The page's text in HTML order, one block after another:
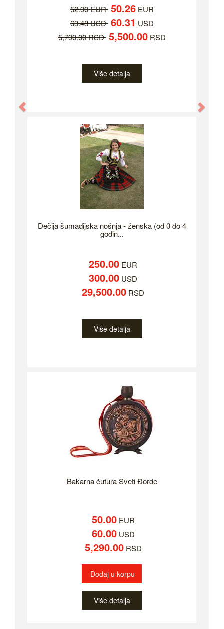
52.90 EUR 50.26EUR
63.48 USD 60.31 USD
5,790.00 RSD 5,500.00RSD
Više detalja
Dečija šumadijska nošnja - ženska (od 0 do 4
godin...
250.00 EUR
300.00 USD
29,500.00 RSD
Više detalja
Bakarna čutura Sveti Đorde
50.00EUR
60.00USD
5,290.00RSD
Dodaj u korpu
Više detalja